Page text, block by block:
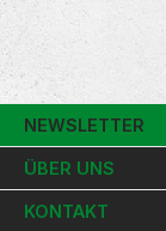
NEWSLETTER
ÜBER UNS
KONTAKT